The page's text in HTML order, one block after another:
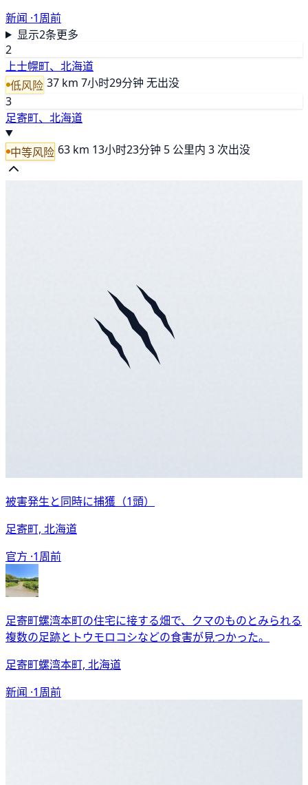
新闻 ·1周前
显示2条更多
2
上士幌町、北海道
低风险 37 km 7小时29分钟 无出没
3
足寄町、北海道
中等风险 63 km 13小时23分钟 5 公里内 3 次出没
被害発生と同時に捕獲（1頭）
足寄町, 北海道
官方 ·1周前
足寄町螺湾本町の住宅に接する畑で、クマのものとみられる
複数の足跡とトウモロコシなどの食害が見つかった。
足寄町螺湾本町, 北海道
新闻 ·1周前